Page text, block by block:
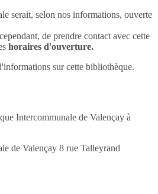
serait, selon nos informations, ouverte
de prendre contact avec cette
horaires d'ouverture.
sur cette bibliothèque.
Intercommunale de Valençay à
de Valençay 8 rue Talleyrand